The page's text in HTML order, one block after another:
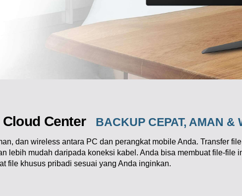
Cloud Center BACKUP CEPAT, AMAN &
dan wireless antara PC dan perangkat mobile Anda. Transfer
lebih mudah daripada koneksi kabel. Anda bisa membuat file-file
file khusus pribadi sesuai yang Anda inginkan.